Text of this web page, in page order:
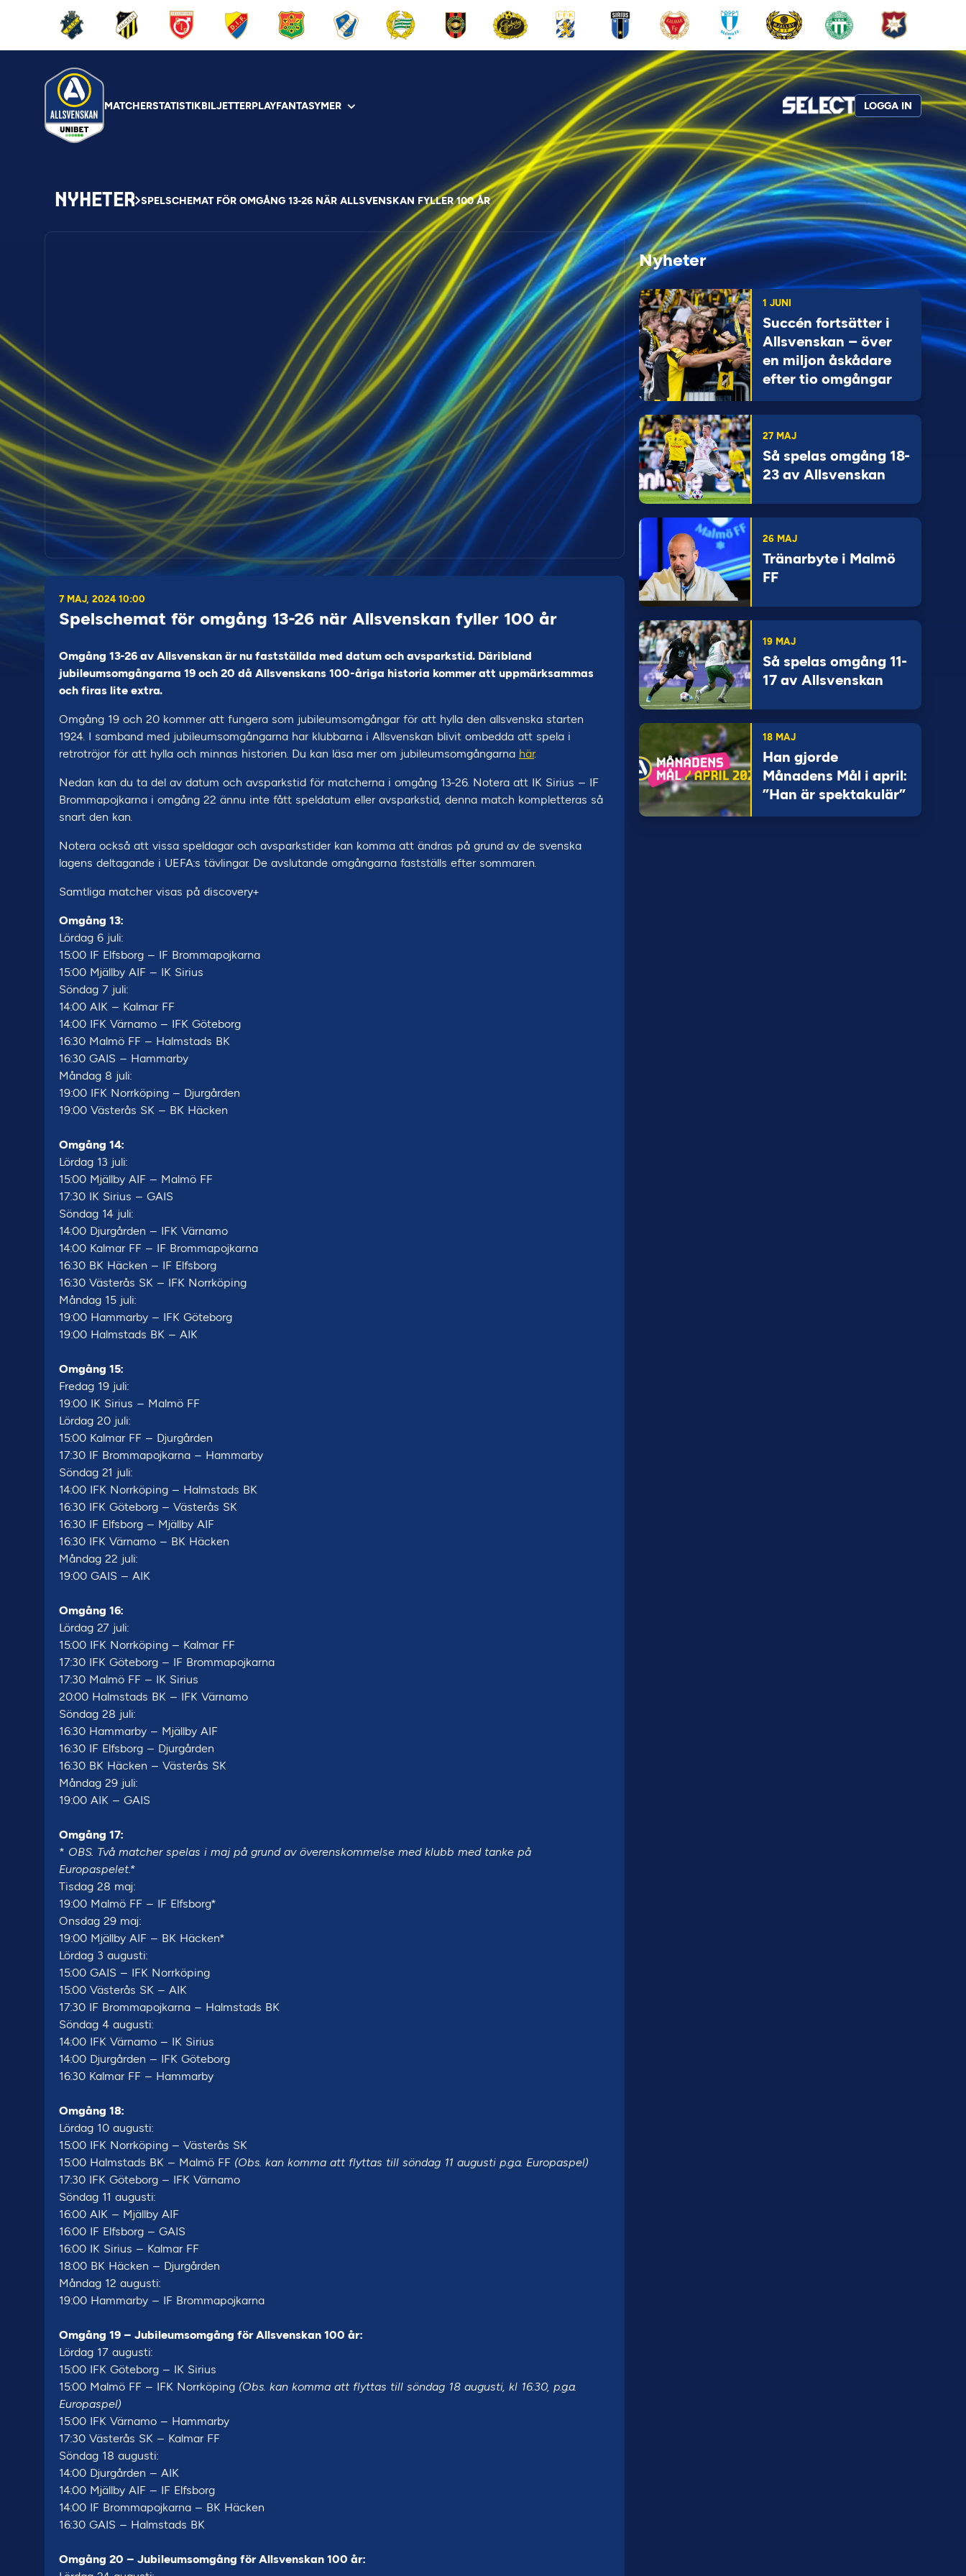
MATCHERSTATISTIKBILJETTERPLAYFANTASYMER LOGGA IN
NYHETER SPELSCHEMAT FÖR OMGÅNG 13-26 NÄR ALLSVENSKAN FYLLER 100 ÅR
7 MAJ, 2024 10:00
Spelschemat för omgång 13-26 när Allsvenskan fyller 100 år
Omgång 13-26 av Allsvenskan är nu fastställda med datum och avsparkstid. Däribland
jubileumsomgångarna 19 och 20 då Allsvenskans 100-åriga historia kommer att uppmärksammas
och firas lite extra.
Omgång 19 och 20 kommer att fungera som jubileumsomgångar för att hylla den allsvenska starten
1924. I samband med jubileumsomgångarna har klubbarna i Allsvenskan blivit ombedda att spela i
retrotröjor för att hylla och minnas historien. Du kan läsa mer om jubileumsomgångarna här.
Nedan kan du ta del av datum och avsparkstid för matcherna i omgång 13-26. Notera att IK Sirius – IF
Brommapojkarna i omgång 22 ännu inte fått speldatum eller avsparkstid, denna match kompletteras så
snart den kan.
Notera också att vissa speldagar och avsparkstider kan komma att ändras på grund av de svenska
lagens deltagande i UEFA:s tävlingar. De avslutande omgångarna fastställs efter sommaren.
Samtliga matcher visas på discovery+
Omgång 13:
Lördag 6 juli:
15:00 IF Elfsborg – IF Brommapojkarna
15:00 Mjällby AIF – IK Sirius
Söndag 7 juli:
14:00 AIK – Kalmar FF
14:00 IFK Värnamo – IFK Göteborg
16:30 Malmö FF – Halmstads BK
16:30 GAIS – Hammarby
Måndag 8 juli:
19:00 IFK Norrköping – Djurgården
19:00 Västerås SK – BK Häcken
Omgång 14:
Lördag 13 juli:
15:00 Mjällby AIF – Malmö FF
17:30 IK Sirius – GAIS
Söndag 14 juli:
14:00 Djurgården – IFK Värnamo
14:00 Kalmar FF – IF Brommapojkarna
16:30 BK Häcken – IF Elfsborg
16:30 Västerås SK – IFK Norrköping
Måndag 15 juli:
19:00 Hammarby – IFK Göteborg
19:00 Halmstads BK – AIK
Omgång 15:
Fredag 19 juli:
19:00 IK Sirius – Malmö FF
Lördag 20 juli:
15:00 Kalmar FF – Djurgården
17:30 IF Brommapojkarna – Hammarby
Söndag 21 juli:
14:00 IFK Norrköping – Halmstads BK
16:30 IFK Göteborg – Västerås SK
16:30 IF Elfsborg – Mjällby AIF
16:30 IFK Värnamo – BK Häcken
Måndag 22 juli:
19:00 GAIS – AIK
Omgång 16:
Lördag 27 juli:
15:00 IFK Norrköping – Kalmar FF
17:30 IFK Göteborg – IF Brommapojkarna
17:30 Malmö FF – IK Sirius
20:00 Halmstads BK – IFK Värnamo
Söndag 28 juli:
16:30 Hammarby – Mjällby AIF
16:30 IF Elfsborg – Djurgården
16:30 BK Häcken – Västerås SK
Måndag 29 juli:
19:00 AIK – GAIS
Omgång 17:
* OBS. Två matcher spelas i maj på grund av överenskommelse med klubb med tanke på
Europaspelet.*
Tisdag 28 maj:
19:00 Malmö FF – IF Elfsborg*
Onsdag 29 maj:
19:00 Mjällby AIF – BK Häcken*
Lördag 3 augusti:
15:00 GAIS – IFK Norrköping
15:00 Västerås SK – AIK
17:30 IF Brommapojkarna – Halmstads BK
Söndag 4 augusti:
14:00 IFK Värnamo – IK Sirius
14:00 Djurgården – IFK Göteborg
16:30 Kalmar FF – Hammarby
Omgång 18:
Lördag 10 augusti:
15:00 IFK Norrköping – Västerås SK
15:00 Halmstads BK – Malmö FF (Obs. kan komma att flyttas till söndag 11 augusti p.g.a. Europaspel)
17:30 IFK Göteborg – IFK Värnamo
Söndag 11 augusti:
16:00 AIK – Mjällby AIF
16:00 IF Elfsborg – GAIS
16:00 IK Sirius – Kalmar FF
18:00 BK Häcken – Djurgården
Måndag 12 augusti:
19:00 Hammarby – IF Brommapojkarna
Omgång 19 – Jubileumsomgång för Allsvenskan 100 år:
Lördag 17 augusti:
15:00 IFK Göteborg – IK Sirius
15:00 Malmö FF – IFK Norrköping (Obs. kan komma att flyttas till söndag 18 augusti, kl 16:30, p.g.a.
Europaspel)
15:00 IFK Värnamo – Hammarby
17:30 Västerås SK – Kalmar FF
Söndag 18 augusti:
14:00 Djurgården – AIK
14:00 Mjällby AIF – IF Elfsborg
14:00 IF Brommapojkarna – BK Häcken
16:30 GAIS – Halmstads BK
Omgång 20 – Jubileumsomgång för Allsvenskan 100 år:
Nyheter
1 JUNI
Succén fortsätter i
Allsvenskan – över
en miljon åskådare
efter tio omgångar
27 MAJ
Så spelas omgång 18-
23 av Allsvenskan
26 MAJ
Tränarbyte i Malmö
FF
19 MAJ
Så spelas omgång 11-
17 av Allsvenskan
18 MAJ
Han gjorde
Månadens Mål i april:
”Han är spektakulär”